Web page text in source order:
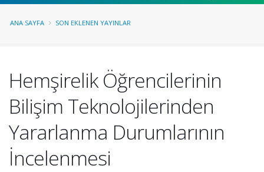
ANA SAYFA SON EKLENEN YAYINLAR
Hemşirelik Öğrencilerinin
Bilişim Teknolojilerinden
Yararlanma Durumlarının
İncelenmesi